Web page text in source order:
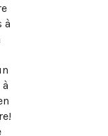
à
: LE RETOUR